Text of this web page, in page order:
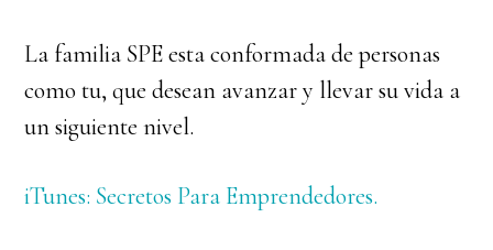
La familia SPE esta conformada de personas
como tu, que desean avanzar y llevar su vida a
un siguiente nivel.
iTunes: Secretos Para Emprendedores.